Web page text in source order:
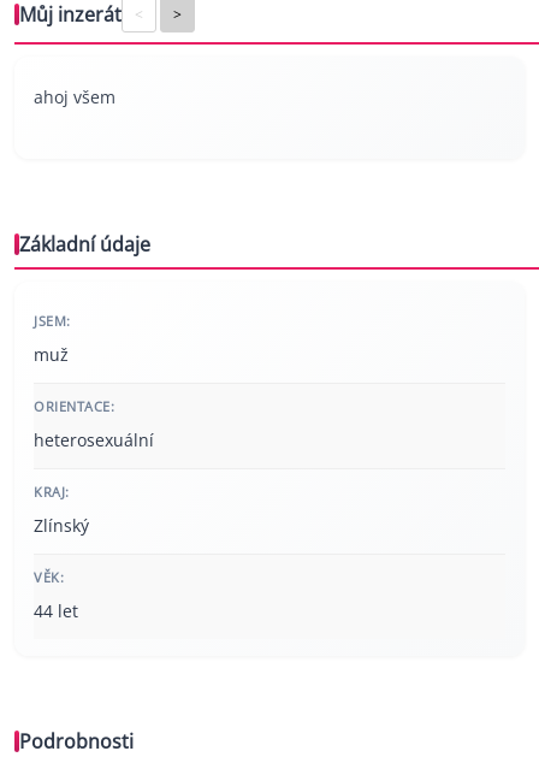
Můj inzerát < >
ahoj všem
Základní údaje
JSEM:
muž
ORIENTACE:
heterosexuální
KRAJ:
Zlínský
VĚK:
44 let
Podrobnosti